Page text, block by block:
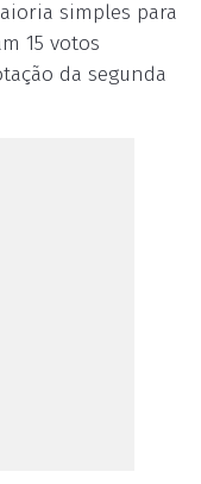
simples para
15 votos
da segunda